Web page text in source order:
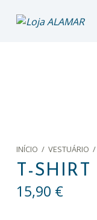
loja
LOJA ONLINE DO MUSEU DA BALEIA – ALAMAR STORE
INÍCIO / VESTUÁRIO /
T-
15,90 €